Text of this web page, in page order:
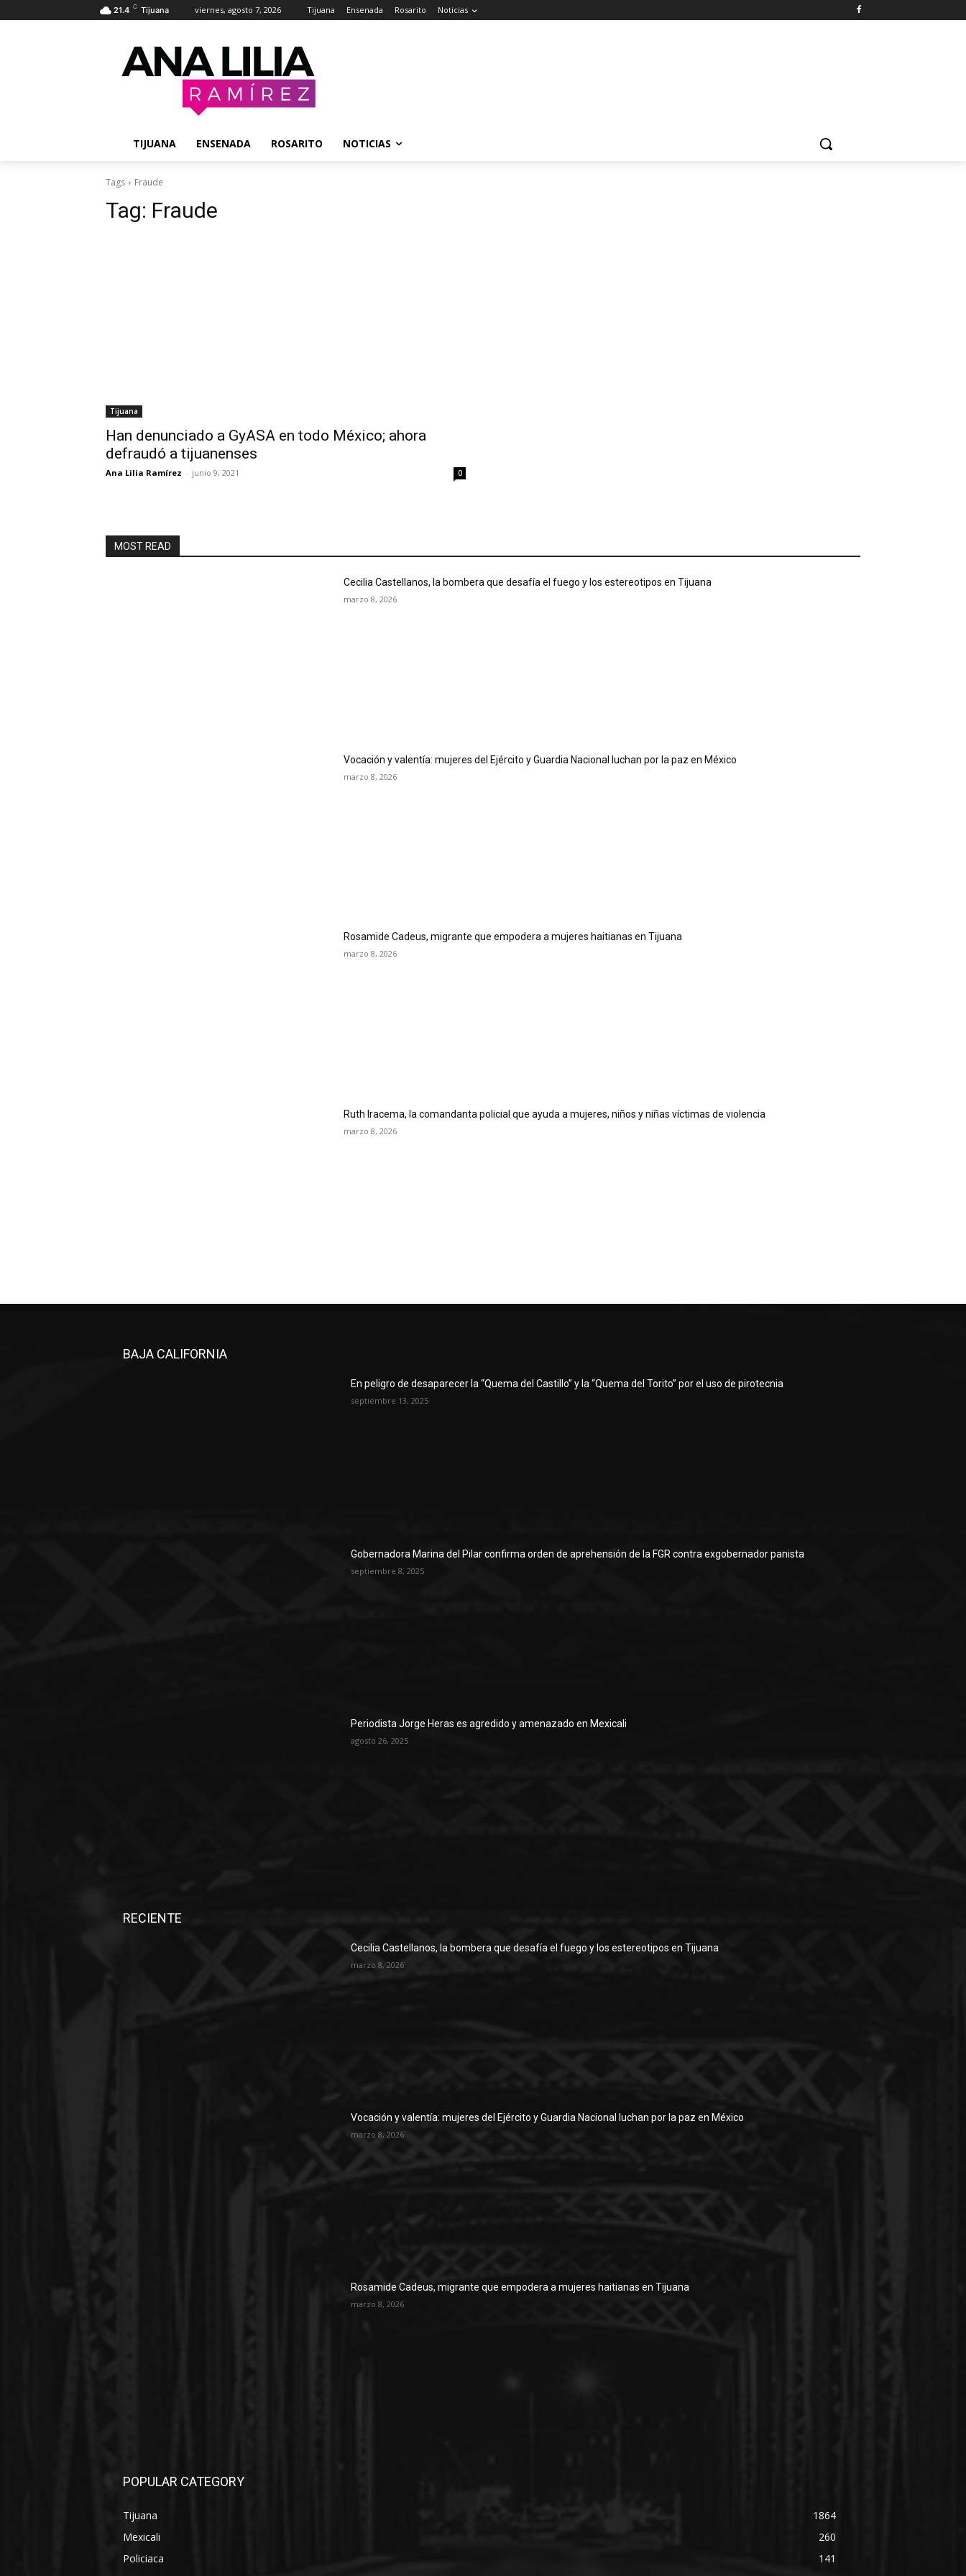
21.4 C Tijuana viernes, agosto 7, 2026 Tijuana Ensenada Rosarito Noticias
TIJUANA ENSENADA ROSARITO NOTICIAS
Tags Fraude
Tag: Fraude
Tijuana
Han denunciado a GyASA en todo México; ahora
defraudó a tijuanenses
Ana Lilia Ramírez - junio 9, 2021 0
MOST READ
Cecilia Castellanos, la bombera que desafía el fuego y los estereotipos en Tijuana
marzo 8, 2026
Vocación y valentía: mujeres del Ejército y Guardia Nacional luchan por la paz en México
marzo 8, 2026
Rosamide Cadeus, migrante que empodera a mujeres haitianas en Tijuana
marzo 8, 2026
Ruth Iracema, la comandanta policial que ayuda a mujeres, niños y niñas víctimas de violencia
marzo 8, 2026
BAJA CALIFORNIA
En peligro de desaparecer la “Quema del Castillo” y la “Quema del Torito” por el uso de pirotecnia
septiembre 13, 2025
Gobernadora Marina del Pilar confirma orden de aprehensión de la FGR contra exgobernador panista
septiembre 8, 2025
Periodista Jorge Heras es agredido y amenazado en Mexicali
agosto 26, 2025
RECIENTE
Cecilia Castellanos, la bombera que desafía el fuego y los estereotipos en Tijuana
marzo 8, 2026
Vocación y valentía: mujeres del Ejército y Guardia Nacional luchan por la paz en México
marzo 8, 2026
Rosamide Cadeus, migrante que empodera a mujeres haitianas en Tijuana
marzo 8, 2026
POPULAR CATEGORY
Tijuana
1864
Mexicali
260
Policiaca
141